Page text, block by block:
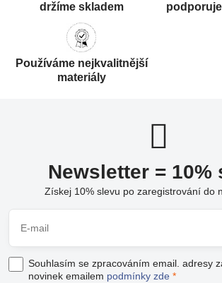
držíme skladem
Používáme nejkvalitnější
materiály
Newsletter = 10%
Získej 10% slevu po zaregistrování do
Souhlasím se zpracováním email. adresy
novinek emailem podmínky zde *